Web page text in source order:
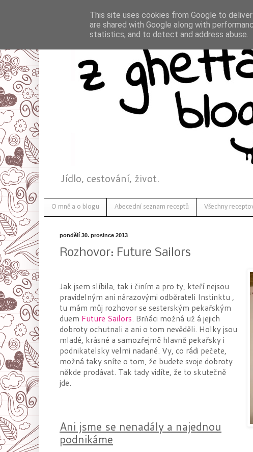
Jídlo, cestování, život.
O mně a o blogu Abecední seznam receptů Všechny
pondělí 30. prosince 2013
Rozhovor: Future Sailors
Jak jsem slíbila, tak i činím a pro ty, kteří nejsou
pravidelným ani nárazovými odběrateli Instinktu ,
tu mám můj rozhovor se sesterským pekařským
duem Future Sailors. Brňáci možná už á jejich
dobroty ochutnali a ani o tom nevěděli. Holky jsou
mladé, krásné a samozřejmě hlavně pekařsky i
podnikatelsky velmi nadané. Vy, co rádi pečete,
možná taky sníte o tom, že budete svoje dobroty
někde prodávat. Tak tady vidíte, že to skutečně
jde.
Ani jsme se nenadály a najednou
podnikáme
This site uses cookies from Google to
are shared with Google along with
statistics, and to detect and address abuse.